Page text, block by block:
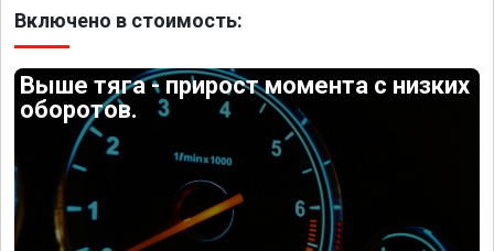
Включено в стоимость:
Выше тяга - прирост момента с низких
оборотов.